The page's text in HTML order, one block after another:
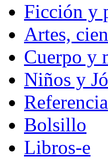
Ficción y
Artes,
Cuerpo y
Niños y
Referencia
Bolsillo
Libros-e